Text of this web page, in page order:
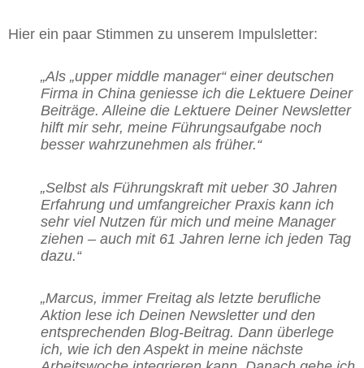
Hier ein paar Stimmen zu unserem Impulsletter:
„Als „upper middle manager“ einer deutschen
Firma in China geniesse ich die Lektuere Deiner
Beiträge.Alleine die Lektuere Deiner Newsletter
hilft mir sehr, meine Führungsaufgabe noch
besser wahrzunehmen als früher.“
„Selbst als Führungskraft mit ueber 30 Jahren
Erfahrung und umfangreicher Praxis kann ich
sehr viel Nutzen für mich und meine Manager
ziehen – auch mit 61 Jahren lerne ich jeden Tag
dazu.“
„Marcus, immer Freitag als letzte berufliche
Aktion lese ich Deinen Newsletter und den
entsprechenden Blog-Beitrag. Dann überlege
ich, wie ich den Aspekt in meine nächste